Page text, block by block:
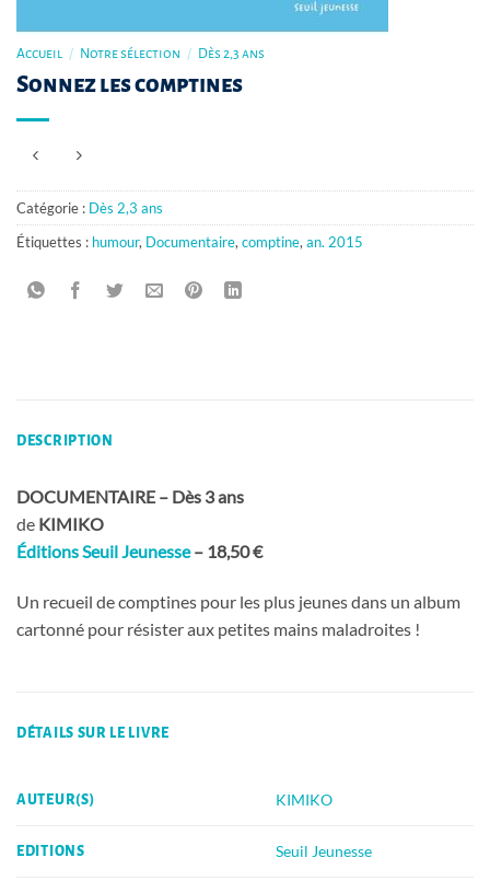
Accueil / Notre sélection / Dès 2,3 ans
Sonnez les comptines
Catégorie : Dès 2,3 ans
Étiquettes : humour, Documentaire,comptine,an. 2015
DESCRIPTION
DOCUMENTAIRE – Dès 3 ans
de KIMIKO
Éditions Seuil Jeunesse– 18,50 €
Un recueil de comptines pour les plus jeunes dans un album
cartonné pour résister aux petites mains maladroites !
DÉTAILS SUR LE LIVRE
AUTEUR(S) KIMIKO
EDITIONS Seuil Jeunesse